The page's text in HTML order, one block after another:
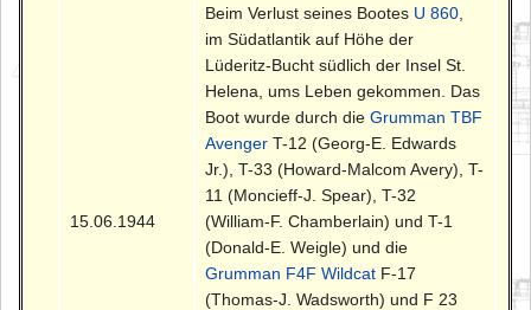
15.06.1944
Beim Verlust seines Bootes U 860
im Südatlantik auf Höhe der
Lüderitz-Bucht südlich der Insel St.
Helena, ums Leben gekommen. Das
Boot wurde durch dieGrumman TBF
Avenger T-12 (Georg-E. Edwards
Jr.), T-33 (Howard-Malcom Avery), T-
11 (Moncieff-J. Spear), T-32
(William-F. Chamberlain) und T-1
(Donald-E. Weigle) und die
Grumman F4F Wildcat F-17
(Thomas-J. Wadsworth) und F 23